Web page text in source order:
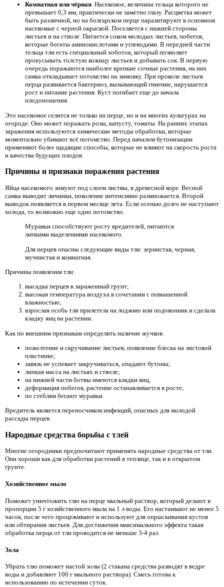
Комнатная или чёрная. Насекомое, величина тельца которого не
превышает 0,3 мм, практически не заметно глазу. Расцветка может
быть различной, но на болгарском перце паразитируют в основном
насекомые с черной окраской. Поселяется с нижней стороны
листьев и на стволе. Питается соком молодых листьев, побегов,
которые богаты аминокислотами и углеводами. В передней части
тельца тли есть специальный хоботок, который позволяет
прокусывать толстую кожицу листьев и добывать сок. В первую
очередь поражаются наиболее крепкие сочные растения, на них
самка откладывает потомство на зимовку. При проколе листьев
перца развивается бактериоз, вызывающий гниение, нарушается
рост и питание растения. Куст погибает еще до начала
плодоношения.
Это насекомое селится не только на перце, но и на многих культурах на
огороде. Оно может поражать розы, капусту, томаты. На ранних этапах
заражения используются химические методы обработки, которые
моментально убивают всё потомство. Перед началом бутонизации
применяют более щадящие способы, которые не влияют на скорость роста
и качества будущих плодов.
Причины и признаки поражения растения
Яйца насекомого зимуют под слоем листвы, в древесной коре. Весной
самка выводит личинки, поколение интенсивно размножается. Второй
выводок появляется в первом месяце лета. Если осенью долго не наступают
холода, то возможно еще одно потомство.
Муравьи способствуют росту вредителей, питаются
липкими выделениями насекомого.
Для перцев опасны следующие виды тли: зернистая, черная,
мучнистая и комнатная.
Причины появления тли:
высадка перцев в зараженный грунт;
высокая температура воздуха в сочетании с повышенной
влажностью;
взрослая особь тли прилетела на лоджию или подоконник и сделала
кладку яиц на растении.
Как по внешним признакам определить наличие жучков:
пожелтение и скручивание листьев, появление блеска на листовой
пластинке;
завязь не успевает закручиваться, опадают бутоны;
липкая масса на листьях и стволе;
на нижней части ботвы имеются кладки яиц;
деформация побегов, растение останавливается в росте;
по стеблям бегают муравьи.
Вредитель является переносчиком инфекций, опасных для молодой
рассады перцев.
Народные средства борьбы с тлей
Многие огородники предпочитают применять народные средства от тли.
Они хороши как для обработки растений в теплице, так и в открытом
грунте.
Хозяйственное мыло
Поможет уничтожить тлю на перце мыльный раствор, который делают в
пропорции 5 г хозяйственного мыла на 1 л воды. Его настаивают не менее 5
часов, после чего процеживают и используют для опрыскивания кустов
или обтирания листьев. Для достижения максимального эффекта такая
обработка перца от тли проводится не меньше 3-4 раз.
Зола
Убрать тлю поможет настой золы (2 стакана средства разводят в ведре
воды и добавляют 100 г мыльного раствора). Смесь готова к
использованию по истечении суток.